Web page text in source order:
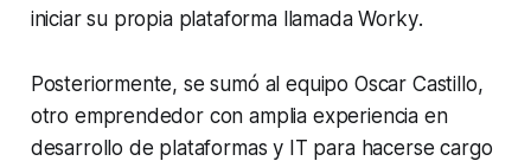
iniciar su propia plataforma llamadaWorky.
Posteriormente, se sumó al equipo Oscar Castillo,
otro emprendedor con amplia experiencia en
desarrollo de plataformas y IT para hacerse cargo